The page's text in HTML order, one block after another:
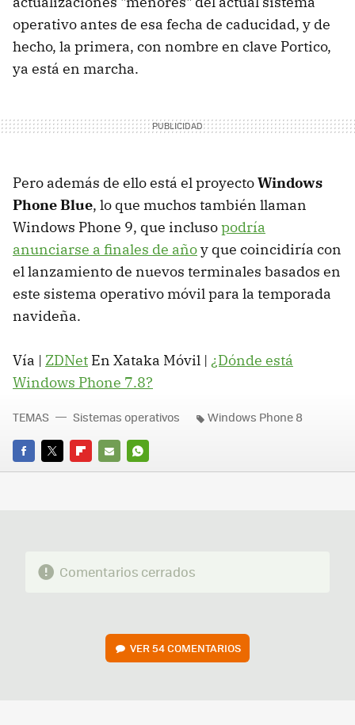
operativo antes de esa fecha de caducidad, y de
hecho, la primera, con nombre en clave Portico,
ya está en marcha.
Pero además de ello está el proyectoWindows
Phone Blue, lo que muchos también llaman
Windows Phone 9, que inclusopodría
anunciarse a finales de añoy que coincidiría con
el lanzamiento de nuevos terminales basados en
este sistema operativo móvil para la temporada
navideña.
Vía | ZDNet En Xataka Móvil | ¿Dónde está
Windows Phone 7.8?
FACEBOOK
TWITTERFLIPBOARD
E-
WHATSAPP
TEMAS Sistemas operativos Windows Phone 8
Comentarios cerrados
VER 54 COMENTARIOS